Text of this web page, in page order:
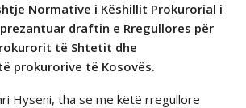
Normative i Këshillit Prokurorial i
prezantuar draftin e Rregullores për
të Shtetit dhe
prokurorive të Kosovës.
Hyseni, tha se me këtë rregullore